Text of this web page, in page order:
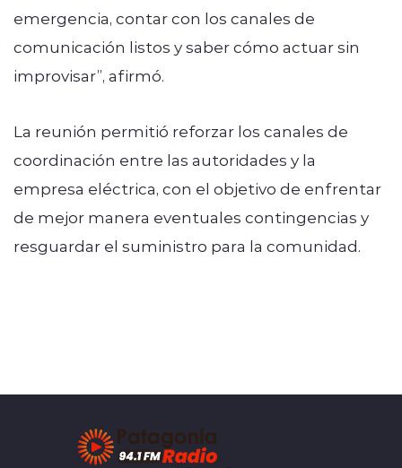
emergencia, contar con los canales de
comunicación listos y saber cómo actuar sin
improvisar”, afirmó.
La reunión permitió reforzar los canales de
coordinación entre las autoridades y la
empresa eléctrica, con el objetivo de enfrentar
de mejor manera eventuales contingencias y
resguardar el suministro para la comunidad.